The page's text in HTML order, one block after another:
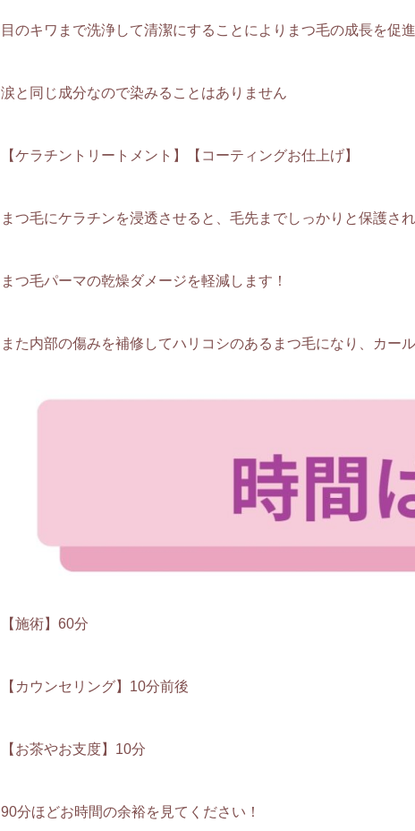
目のキワまで洗浄して清潔にすることによりまつ毛の成長を促
涙と同じ成分なので染みることはありません
【ケラチントリートメント】【コーティングお仕上げ】
まつ毛にケラチンを浸透させると、毛先までしっかりと保護さ
まつ毛パーマの乾燥ダメージを軽減します！
また内部の傷みを補修してハリコシのあるまつ毛になり、カー
【施術】60分
【カウンセリング】10分前後
【お茶やお支度】10分
90分ほどお時間の余裕を見てください！